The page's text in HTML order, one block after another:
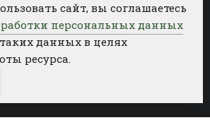
АГЕНТСТВА БИЗНЕС НОВОСТЕЙ
ОБЩЕСТВО
сайт, вы соглашаетесь
персональных данных
данных в целях
ресурса.